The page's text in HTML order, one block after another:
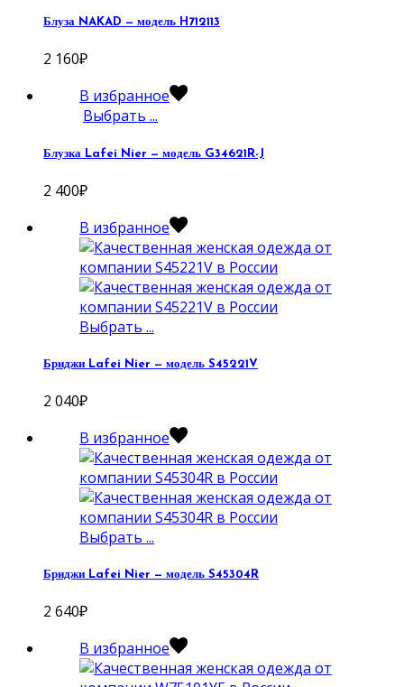
Блуза NAKAD — модель H712113
2 160₽
В избранное
Выбрать ...
Блузка Lafei Nier — модель G34621R-J
2 400₽
В избранное
Выбрать ...
Бриджи Lafei Nier — модель S45221V
2 040₽
В избранное
Выбрать ...
Бриджи Lafei Nier — модель S45304R
2 640₽
В избранное